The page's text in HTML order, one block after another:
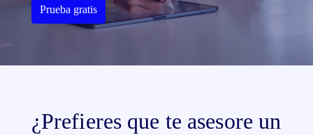
Prueba gratis
¿Prefieres que te asesore un